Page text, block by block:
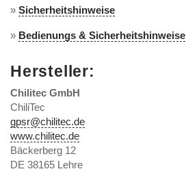
» Sicherheitshinweise
» Bedienungs & Sicherheitshinweise
Hersteller:
Chilitec GmbH
ChiliTec
gpsr@chilitec.de
www.chilitec.de
Bäckerberg 12
DE 38165 Lehre